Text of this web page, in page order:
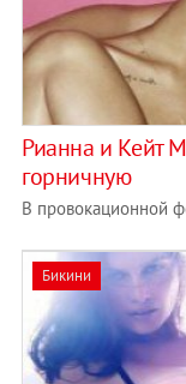
Рианна и Кейт
горничную
В провокационной
Бикини